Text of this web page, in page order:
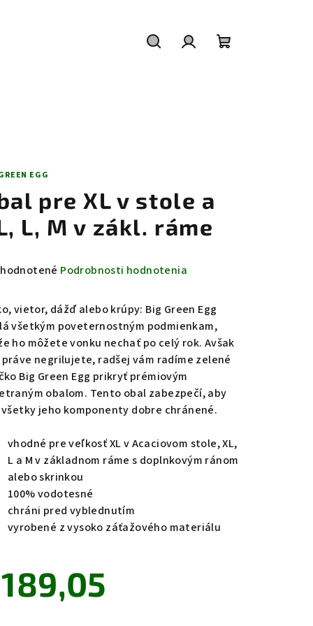
EGG
pre XL v stole a
L, M v zákl. ráme
Podrobnosti hodnotenia
vietor, dážď alebo krúpy: Big Green Egg
všetkým poveternostným podmienkam,
ho môžete vonku nechať po celý rok. Avšak
negrilujete, radšej vám radíme zelené
Big Green Egg prikryť prémiovým
obalom. Tento obal zabezpečí, aby
jeho komponenty dobre chránené.
vhodné pre veľkosť XL v Acaciovom stole, XL,
L a M v základnom ráme s doplnkovým ránom
alebo skrinkou
100% vodotesné
chráni pred vyblednutím
vyrobené z vysoko záťažového materiálu